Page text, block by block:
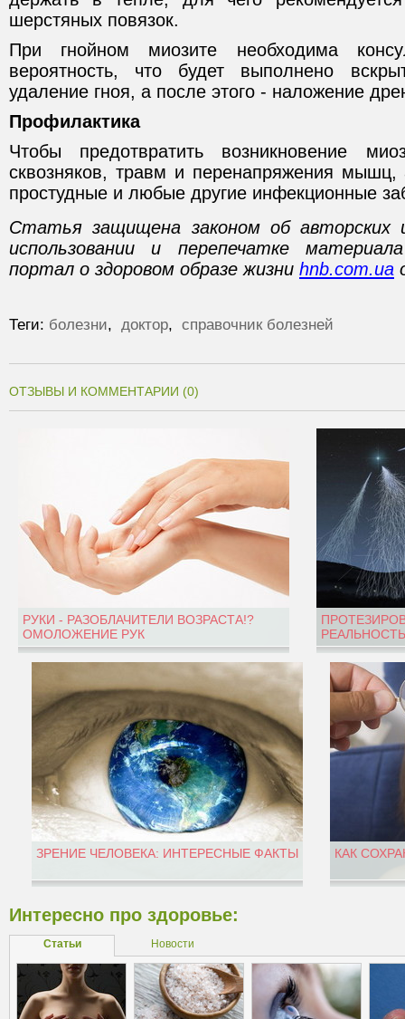
шерстяных повязок.
При гнойном миозите необходима
вероятность, что будет выполнено
удаление гноя, а после этого - наложение
Профилактика
Чтобы предотвратить возникновение
сквозняков, травм и перенапряжения мышц,
простудные и любые другие инфекционные
Статья защищена законом об авторских
использовании и перепечатке
портал о здоровом образе жизни hnb.com.ua
Теги: болезни, доктор, справочник болезней
ОТЗЫВЫ И КОММЕНТАРИИ (0)
РУКИ - РАЗОБЛАЧИТЕЛИ ВОЗРАСТА!?
ОМОЛОЖЕНИЕ РУК
ЗРЕНИЕ ЧЕЛОВЕКА: ИНТЕРЕСНЫЕ ФАКТЫ КАК
Интересно про здоровье:
Статьи Новости